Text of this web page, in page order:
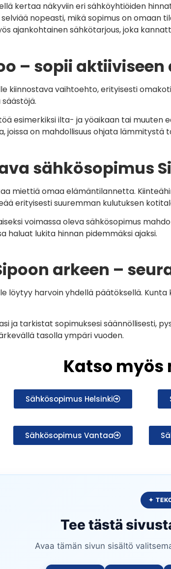
kertaa näkyviin eri sähköyhtiöiden
nopeasti, mikä sopimus on omaan
ajankohtainen sähkötarjous, joka
– sopii aktiiviseen
kiinnostava vaihtoehto, erityisesti
esimerkiksi ilta- ja yöaikaan tai muuten
joissa on mahdollisuus ohjata lämmitystä
sähkösopimus
miettiä omaa elämäntilannetta.
erityisesti suuremman kulutuksen
voimassa oleva sähkösopimus
haluat lukita hinnan pidemmäksi ajaksi.
arkeen –
löytyy harvoin yhdellä päätöksellä.
ja tarkistat sopimuksesi säännöllisesti,
tasolla ympäri vuoden.
Katso myös
Sähkösopimus Helsinki
Sähkösopimus Vantaa
✦
Tee tästä
Avaa tämän sivun sisältö